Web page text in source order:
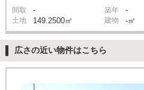
間取 - 築年 -
土地 149.2500㎡ 建物 -㎡
広さの近い物件はこちら